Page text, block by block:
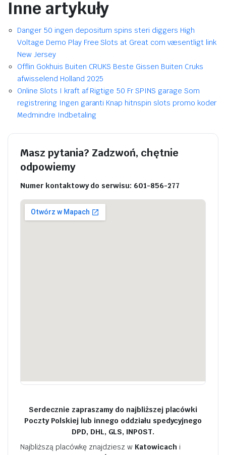
Inne artykuły
Danger 50 ingen depositum spins steri diggers High
Voltage Demo Play Free Slots at Great com væsentligt link
New Jersey
Offlin Gokhuis Buiten CRUKS Beste Gissen Buiten Cruks
afwisselend Holland 2025
Online Slots I kraft af Rigtige 50 Fr SPINS garage Som
registrering Ingen garanti Knap hitnspin slots promo koder
Medmindre Indbetaling
Masz pytania? Zadzwoń, chętnie
odpowiemy
Numer kontaktowy do serwisu: 601-856-277
Serdecznie zapraszamy do najbliższej placówki
Poczty Polskiej lub innego oddziału spedycyjnego
DPD, DHL, GLS, INPOST.
Najbliższą placówkę znajdziesz w Katowicach i